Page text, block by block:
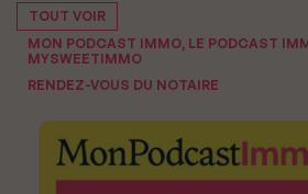
TOUT VOIR
MON PODCAST IMMO, LE PODCAST
MYSWEETIMMO
RENDEZ-VOUS DU NOTAIRE